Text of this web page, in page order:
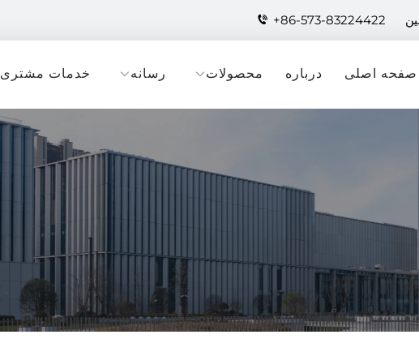
+86-573-83224422
صفحه اصلی درباره محصولات رسانه خدمات مشتری